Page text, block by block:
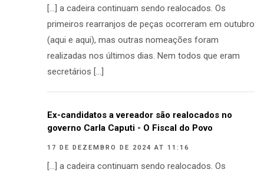
[…] a cadeira continuam sendo realocados. Os
primeiros rearranjos de peças ocorreram em outubro
(aqui e aqui), mas outras nomeações foram
realizadas nos últimos dias. Nem todos que eram
secretários […]
Ex-candidatos a vereador são realocados no
governo Carla Caputi - O Fiscal do Povo
17 DE DEZEMBRO DE 2024 AT 11:16
[…] a cadeira continuam sendo realocados. Os